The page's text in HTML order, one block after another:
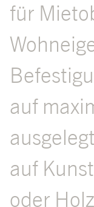
für
auf
auf
oder